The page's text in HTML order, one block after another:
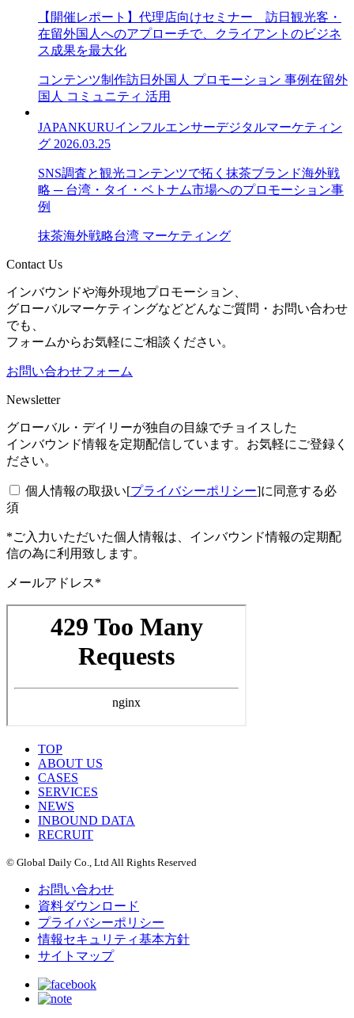
【開催レポート】代理店向けセミナー＿訪日観光客・
在留外国人へのアプローチで、クライアントのビジネ
ス成果を最大化
コンテンツ制作訪日外国人 プロモーション 事例在留外
国人 コミュニティ 活用
JAPANKURUインフルエンサーデジタルマーケティン
グ 2026.03.25
SNS調査と観光コンテンツで拓く抹茶ブランド海外戦
略 ─ 台湾・タイ・ベトナム市場へのプロモーション事
例
抹茶海外戦略台湾 マーケティング
Contact Us
インバウンドや海外現地プロモーション、
グローバルマーケティングなどどんなご質問・お問い合わせ
でも、
フォームからお気軽にご相談ください。
お問い合わせフォーム
Newsletter
グローバル・デイリーが独自の目線でチョイスした
インバウンド情報を定期配信しています。お気軽にご登録く
ださい。
個人情報の取扱い[プライバシーポリシー]に同意する必
須
*ご入力いただいた個人情報は、インバウンド情報の定期配
信の為に利用致します。
メールアドレス*
TOP
ABOUT US
CASES
SERVICES
NEWS
INBOUND DATA
RECRUIT
© Global Daily Co., Ltd All Rights Reserved
お問い合わせ
資料ダウンロード
プライバシーポリシー
情報セキュリティ基本方針
サイトマップ